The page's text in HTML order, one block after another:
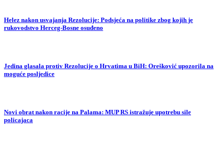
Helez nakon usvajanja Rezolucije: Podsjeća na politike zbog kojih je
rukovodstvo Herceg-Bosne osuđeno
Jedina glasala protiv Rezolucije o Hrvatima u BiH: Orešković upozorila na
moguće posljedice
Novi obrat nakon racije na Palama: MUP RS istražuje upotrebu sile
policajaca